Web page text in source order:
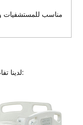
مناسب للمستشفيات
لدينا تفاصيل المنتج، وظائف المنتج، أحجام المنتج أدناه: